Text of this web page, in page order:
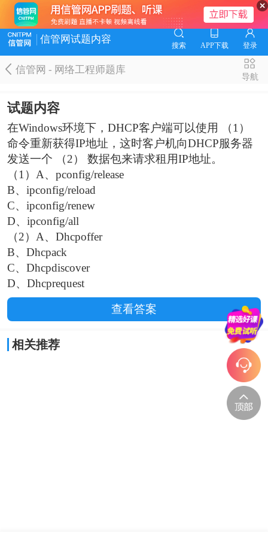
信管网试题内容
搜索 APP下载 登录
信管网 - 网络工程师题库
导航
试题内容
在Windows环境下，DHCP客户端可以使用 （1）
命令重新获得IP地址，这时客户机向DHCP服务器
发送一个 （2） 数据包来请求租用IP地址。
（1）A、pconfig/release
B、ipconfig/reload
C、ipconfig/renew
D、ipconfig/all
（2）A、Dhcpoffer
B、Dhcpack
C、Dhcpdiscover
D、Dhcprequest
查看答案
相关推荐